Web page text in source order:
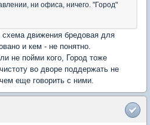
ни офиса, ничего. "Город"
движения бредовая для
и кем - не понятно.
не пойми кого, Город тоже
во дворе поддержать не
еще говорить с ними.